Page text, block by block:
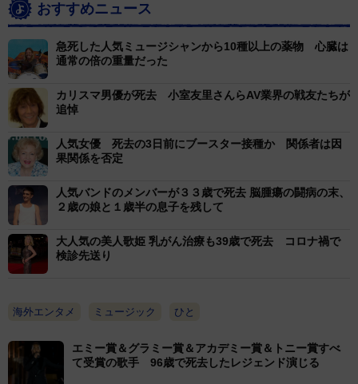
のチャーリー・ワッツ、ミートローフ、ＤＭＸ、エヴァ
ェルナンデスらの死が惜しまれていた。
おすすめニュース
急死した人気ミュージシャンから10種以上の薬物 心臓は
通常の倍の重量だった
カリスマ男優が死去 小室友里さんらAV業界の戦友たちが
追悼
人気女優 死去の3日前にブースター接種か 関係者は因
果関係を否定
人気バンドのメンバーが３３歳で死去 脳腫瘍の闘病の末、
２歳の娘と１歳半の息子を残して
大人気の美人歌姫 乳がん治療も39歳で死去 コロナ禍で
検診先送り
海外エンタメ ミュージック ひと
エミー賞＆グラミー賞＆アカデミー賞＆トニー賞すべ
て受賞の歌手 96歳で死去したレジェンド演じる